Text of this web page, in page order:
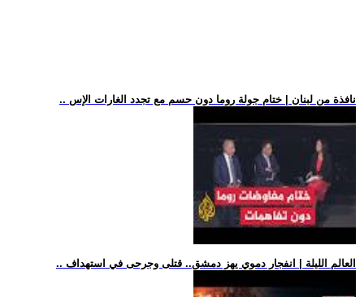
.. نافذة من لبنان | ختام جولة روما دون حسم مع تجدد الغارات الإس
.. العالم الليلة | انفجار دموي يهز دمشق.. قتلى وجرحى في استهداف